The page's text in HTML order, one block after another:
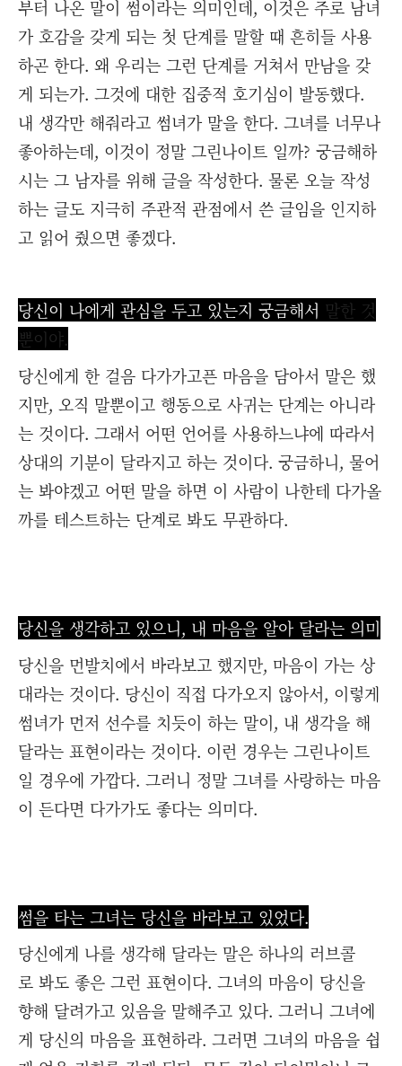
부터 나온 말이 썸이라는 의미인데, 이것은 주로 남녀
가 호감을 갖게 되는 첫 단계를 말할 때 흔히들 사용
하곤 한다. 왜 우리는 그런 단계를 거쳐서 만남을 갖
게 되는가. 그것에 대한 집중적 호기심이 발동했다.
내 생각만 해줘라고 썸녀가 말을 한다. 그녀를 너무나
좋아하는데, 이것이 정말 그린나이트 일까? 궁금해하
시는 그 남자를 위해 글을 작성한다. 물론 오늘 작성
하는 글도 지극히 주관적 관점에서 쓴 글임을 인지하
고 읽어 줬으면 좋겠다.
당신이 나에게 관심을 두고 있는지 궁금해서 말한 것
뿐이야.
당신에게 한 걸음 다가가고픈 마음을 담아서 말은 했
지만, 오직 말뿐이고 행동으로 사귀는 단계는 아니라
는 것이다. 그래서 어떤 언어를 사용하느냐에 따라서
상대의 기분이 달라지고 하는 것이다. 궁금하니, 물어
는 봐야겠고 어떤 말을 하면 이 사람이 나한테 다가올
까를 테스트하는 단계로 봐도 무관하다.
당신을 생각하고 있으니, 내 마음을 알아 달라는 의미
당신을 먼발치에서 바라보고 했지만, 마음이 가는 상
대라는 것이다. 당신이 직접 다가오지 않아서, 이렇게
썸녀가 먼저 선수를 치듯이 하는 말이, 내 생각을 해
달라는 표현이라는 것이다. 이런 경우는 그린나이트
일 경우에 가깝다. 그러니 정말 그녀를 사랑하는 마음
이 든다면 다가가도 좋다는 의미다.
썸을 타는 그녀는 당신을 바라보고 있었다.
당신에게 나를 생각해 달라는 말은 하나의 러브콜
로 봐도 좋은 그런 표현이다. 그녀의 마음이 당신을
향해 달려가고 있음을 말해주고 있다. 그러니 그녀에
게 당신의 마음을 표현하라. 그러면 그녀의 마음을 쉽